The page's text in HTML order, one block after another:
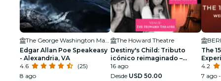
Edgar Allan Poe Speakeasy
- Alexandria, VA
4.6
(25)
8 ago
The Howard Theatre
Destiny's Child: Tributo
icónico reimaginado –
Washington DC
16 ago
Desde USD 50.00
The
4.2
7 ago -